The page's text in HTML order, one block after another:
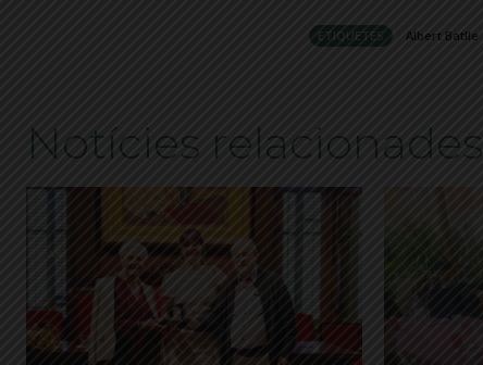
ETIQUETES Albert Batlle
Notícies relacionades